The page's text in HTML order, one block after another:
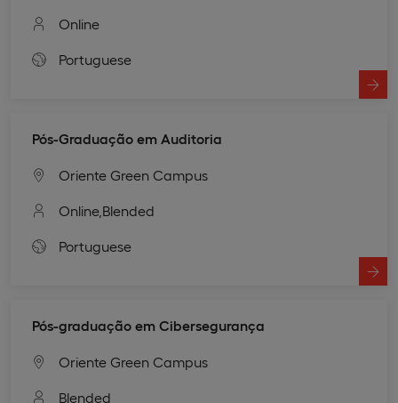
Online
Portuguese
Pós-Graduação em Auditoria
Oriente Green Campus
Online, Blended
Portuguese
Pós-graduação em Cibersegurança
Oriente Green Campus
Blended